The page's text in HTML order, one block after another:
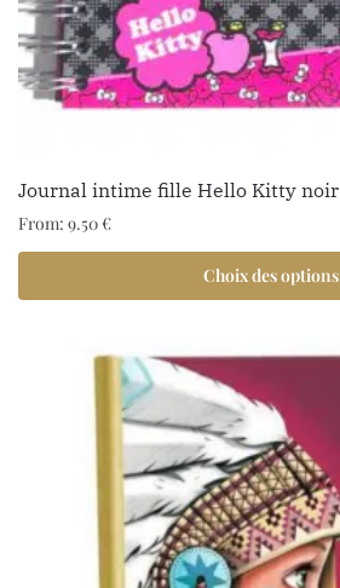
Journal intime fille Hello Kitty noir
From: 9.50€
Choix des options